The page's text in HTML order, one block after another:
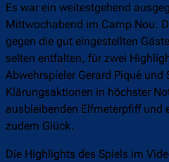
Es war ein weitestgehend
Mittwochabend im Camp Nou.
gegen die gut eingestellten
selten entfalten, für zwei
Abwehrspieler Gerard Piqué und
Klärungsaktionen in höchster
ausbleibenden Elfmeterpfiff und
zudem Glück.
Die Highlights des Spiels im